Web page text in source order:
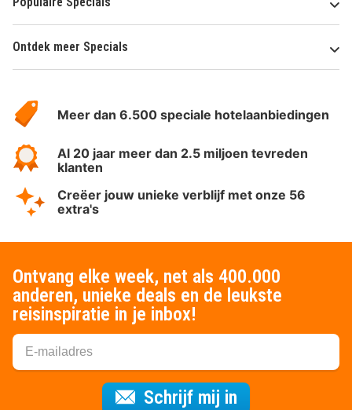
Ontdek meer Specials
HotelSpecials
Meer dan 6.500 speciale hotelaanbiedingen
Al 20 jaar meer dan 2.5 miljoen tevreden
klanten
Creëer jouw unieke verblijf met onze 56
extra's
Ontvang elke week, net als 400.000
anderen, unieke deals en de leukste
reisinspiratie in je inbox!
Schrijf mij in